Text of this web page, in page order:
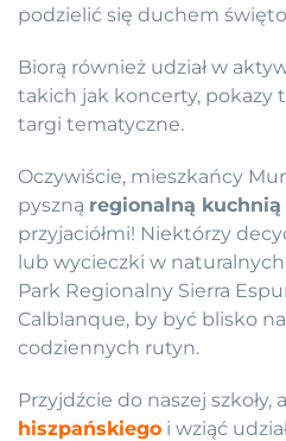
podzielić się duchem
Biorą również udział w
takich jak koncerty, pokazy
targi tematyczne.
Oczywiście, mieszkańcy
pyszną regionalną kuchnią
przyjaciółmi! Niektórzy
lub wycieczki w
Park Regionalny Sierra
Calblanque, by być blisko
codziennych rutyn.
Przyjdźcie do naszej szkoły,
hiszpańskiego i wziąć